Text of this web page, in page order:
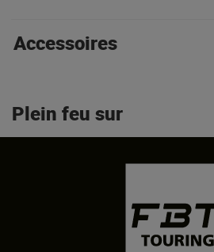
Accessoires
Plein feu sur